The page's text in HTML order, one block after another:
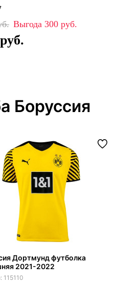
300
Боруссия
Дортмунд футболка
2021-2022
115110